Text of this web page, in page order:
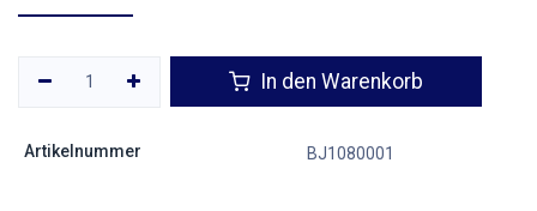
In den Warenkorb
Artikelnummer BJ1080001